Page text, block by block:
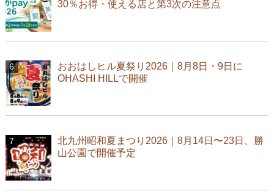
30％お得・使える店と第3次の注意点
おおはしヒル夏祭り2026｜8月8日・9日に
OHASHI HILLで開催
北九州昭和夏まつり2026｜8月14日〜23日、勝
山公園で開催予定